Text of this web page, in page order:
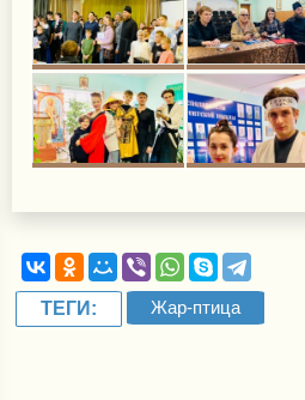
ТЕГИ: Жар-птица